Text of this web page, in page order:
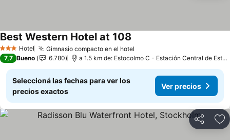
3 Estrellas
Hotel Gimnasio compacto en el hotel
Best Western Hotel at 108
7,7 Bueno 6.780 a 1.5 km de: Estocolmo C - Estación Central de Estocolmo
Seleccioná las fechas para ver los
precios exactos
Ver precios
Compartir